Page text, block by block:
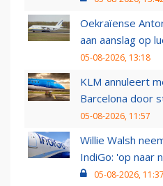
Oekraïense
aan aanslag op
05-08-2026, 13:18
KLM annuleert
Barcelona door
05-08-2026, 11:57
Willie Walsh
IndiGo: 'op naar
05-08-2026, 11:37